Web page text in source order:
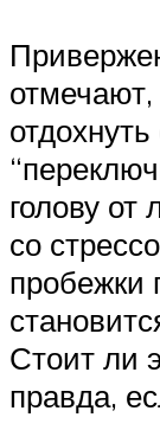
отмечают,
голову
со
пробежки
Стоит ли
правда,